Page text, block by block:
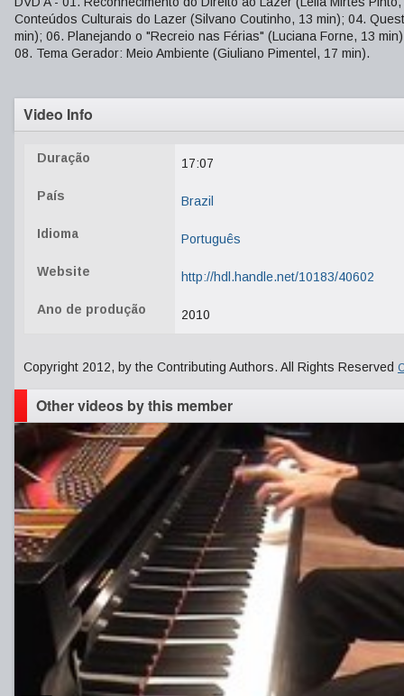
Conteúdos Culturais do Lazer (Silvano Coutinho, 13 min); 04.
min); 06. Planejando o "Recreio nas Férias" (Luciana Forne, 13
08. Tema Gerador: Meio Ambiente (Giuliano Pimentel, 17 min).
Video Info
Duração 17:07
País Brazil
Idioma Português
Website http://hdl.handle.net/10183/40602
Ano de produção 2010
Copyright 2012, by the Contributing Authors. All Rights Reserved
Other videos by this member